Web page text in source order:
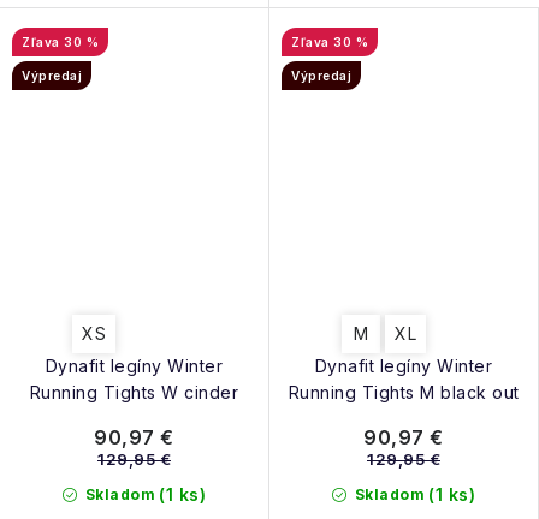
Dynafit legíny Winter
Running Tights W cinder
30 %
Výpredaj
XS
Skladom (1 ks)
90,97 €
129,95 €
Dynafit legíny Winter
Running Tights M black out
30 %
Výpredaj
M XL
Skladom (1 ks)
90,97 €
129,95 €